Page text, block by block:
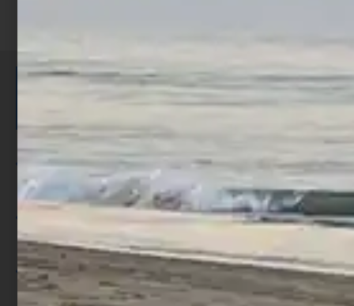
ISCRIVITI E RICEVI 3,50€ DI
SCONTO >
Per ogni acquisto accumuli ulteriori
punti;
Utilizza i punti per ricevere uno
sconto;
I punti sono indicati nella pagina
prodotto;